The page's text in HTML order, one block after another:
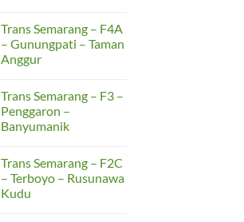
Pakupatan
UNTIRTA
Sindangsari
on
Trans
Semarang
–
Gunungpati
BSB
City
Trans Semarang – F4A
– Gunungpati – Taman
Anggur
on
Trans
Semarang
–
Gunungpati
Taman
Anggur
Trans Semarang – F3 –
Penggaron –
Banyumanik
on
Trans
Semarang
–
Trans Semarang – F2C
– Terboyo – Rusunawa
Kudu